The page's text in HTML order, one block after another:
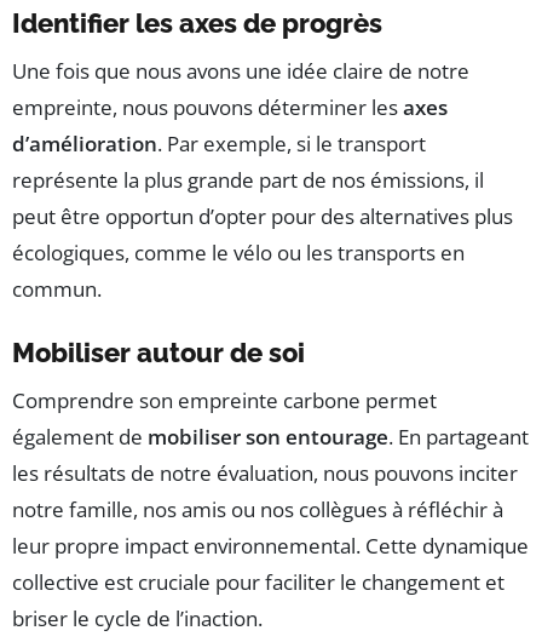
Identifier les axes de progrès
Une fois que nous avons une idée claire de notre
empreinte, nous pouvons déterminer lesaxes
d’amélioration. Par exemple, si le transport
représente la plus grande part de nos émissions, il
peut être opportun d’opter pour des alternatives plus
écologiques, comme le vélo ou les transports en
commun.
Mobiliser autour de soi
Comprendre son empreinte carbone permet
également de mobiliser son entourage. En partageant
les résultats de notre évaluation, nous pouvons inciter
notre famille, nos amis ou nos collègues à réfléchir à
leur propre impact environnemental. Cette dynamique
collective est cruciale pour faciliter le changement et
briser le cycle de l’inaction.